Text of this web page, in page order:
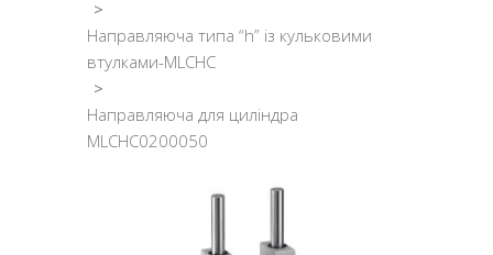
>
Направляюча типа “h” із кульковими
втулками-MLCHC
>
Направляюча для циліндра
MLCHC0200050